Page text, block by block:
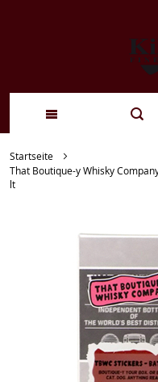
Zum
Inhalt
Startseite
That Boutique-y Whisky
lt